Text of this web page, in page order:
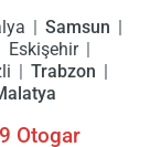
Samsun
Eskişehir
Trabzon
Otogar